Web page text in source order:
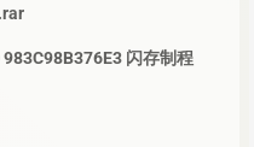
闪存制程